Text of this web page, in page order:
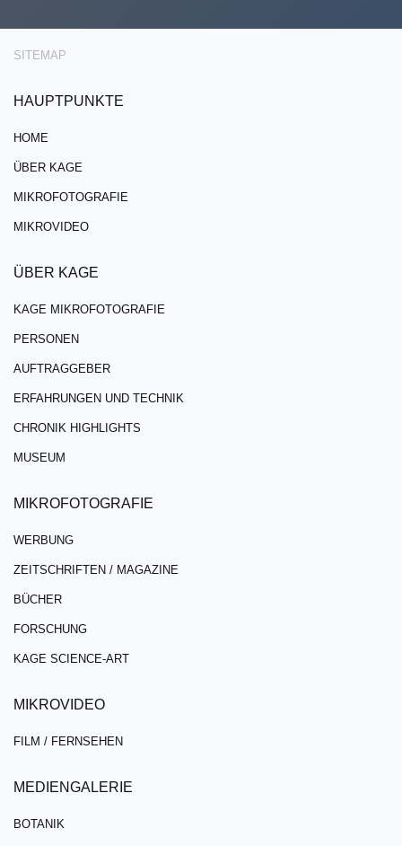
SITEMAP
HAUPTPUNKTE
HOME
ÜBER KAGE
MIKROFOTOGRAFIE
MIKROVIDEO
ÜBER KAGE
KAGE MIKROFOTOGRAFIE
PERSONEN
AUFTRAGGEBER
ERFAHRUNGEN UND TECHNIK
CHRONIK HIGHLIGHTS
MUSEUM
MIKROFOTOGRAFIE
WERBUNG
ZEITSCHRIFTEN / MAGAZINE
BÜCHER
FORSCHUNG
KAGE SCIENCE-ART
MIKROVIDEO
FILM / FERNSEHEN
MEDIENGALERIE
BOTANIK